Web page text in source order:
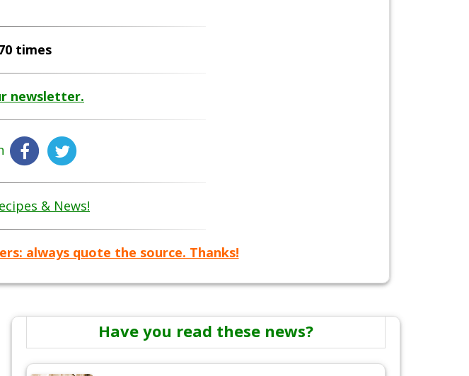
times
newsletter.
& News!
always quote the source. Thanks!
Have you read these news?